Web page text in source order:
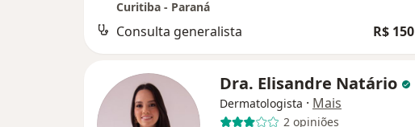
Curitiba - Paraná
Consulta generalista R$ 150
Dra. Elisandre Natário
Dermatologista · Mais
2 opiniões